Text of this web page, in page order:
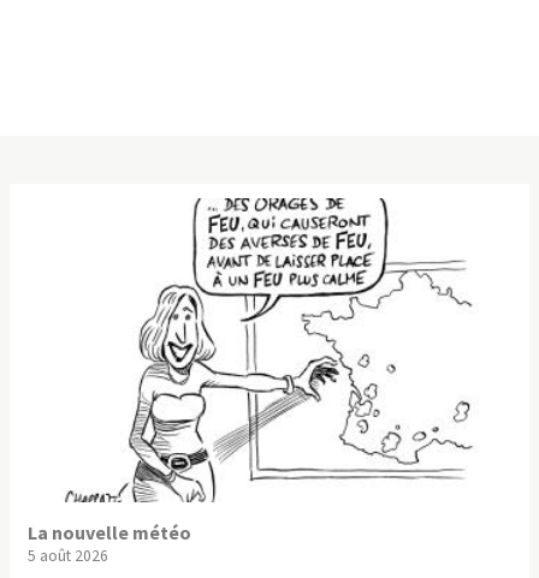
La nouvelle météo
5 août 2026